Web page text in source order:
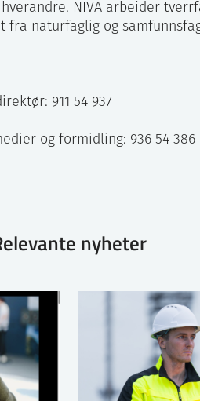
NIVA arbeider
fra naturfaglig og
911 54 937
og formidling: 936 54 386
nyheter